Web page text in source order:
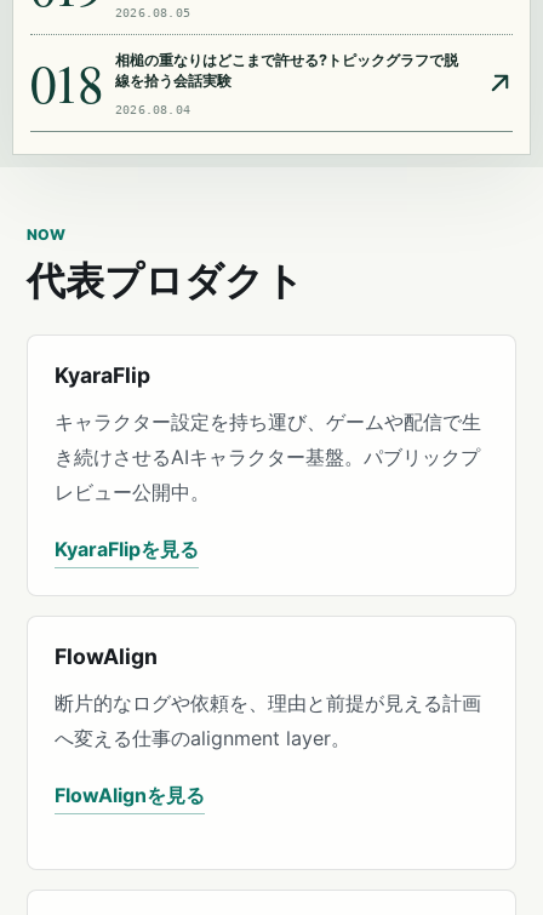
2026.08.05
018
相槌の重なりはどこまで許せる?トピックグラフで脱
線を拾う会話実験
2026.08.04
NOW
代表プロダクト
KyaraFlip
キャラクター設定を持ち運び、ゲームや配信で生
き続けさせるAIキャラクター基盤。パブリックプ
レビュー公開中。
KyaraFlipを見る
FlowAlign
断片的なログや依頼を、理由と前提が見える計画
へ変える仕事のalignment layer。
FlowAlignを見る